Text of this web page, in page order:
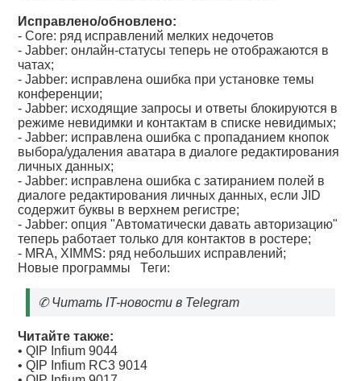
Исправлено/обновлено:
- Core: ряд исправлений мелких недочетов
- Jabber: онлайн-статусы теперь не отображаются в
чатах;
- Jabber: исправлена ошибка при установке темы
конференции;
- Jabber: исходящие запросы и ответы блокируются в
режиме невидимки и контактам в списке невидимых;
- Jabber: исправлена ошибка с пропаданием кнопок
выбора/удаления аватара в диалоге редактирования
личных данных;
- Jabber: исправлена ошибка с затиранием полей в
диалоге редактирования личных данных, если JID
содержит буквы в верхнем регистре;
- Jabber: опция "Автоматически давать авторизацию"
теперь работает только для контактов в ростере;
- MRA, XIMMS: ряд небольших исправлений;
Новые программы Теги:
✆Читать IT-новости в Telegram
Читайте также:
•QIP Infium 9044
•QIP Infium RC3 9014